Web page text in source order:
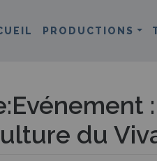
PRODUCTIONS
:Evénement
du